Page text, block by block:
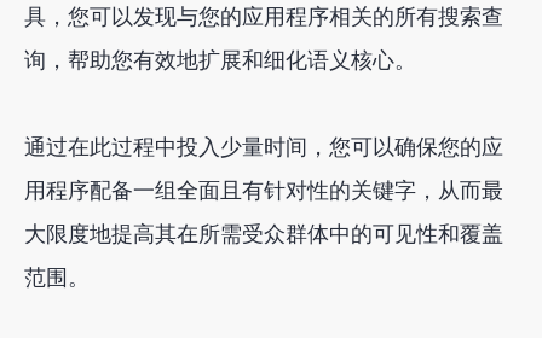
具，您可以发现与您的应用程序相关的所有搜索查
询，帮助您有效地扩展和细化语义核心。
通过在此过程中投入少量时间，您可以确保您的应
用程序配备一组全面且有针对性的关键字，从而最
大限度地提高其在所需受众群体中的可见性和覆盖
范围。